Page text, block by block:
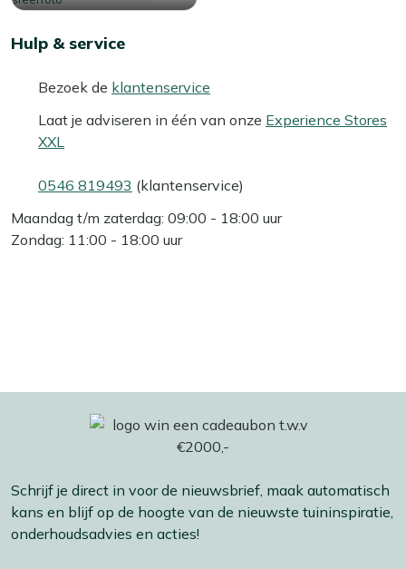
Hulp & service
Bezoek de klantenservice
Laat je adviseren in één van onze Experience Stores
XXL
0546 819493 (klantenservice)
Maandag t/m zaterdag: 09:00 - 18:00 uur
Zondag: 11:00 - 18:00 uur
Schrijf je direct in voor de nieuwsbrief, maak automatisch
kans en blijf op de hoogte van de nieuwste tuininspiratie,
onderhoudsadvies en acties!